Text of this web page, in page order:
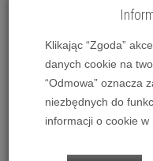
Odtwarzacz sieciowy
Możliwość zakupu
ratalnym 0% na 10 i 20
Klikając “Zgoda”
danych cookie na
“Odmowa” oznacza
niezbędnych do
informacji o cookie w